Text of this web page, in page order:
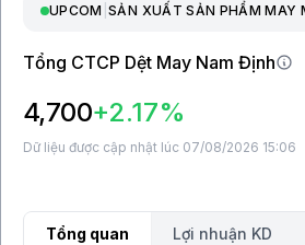
UPCOM |SẢN XUẤT SẢN PHẨM MAY
Tổng CTCP Dệt May Nam Định
4,700+2.17%
Dữ liệu được cập nhật lúc 07/08/2026 15:06
Tổng quan Lợi nhuận KD